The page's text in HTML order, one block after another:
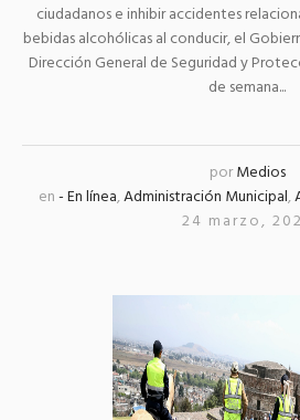
ciudadanos e inhibir accidentes
bebidas alcohólicas al conducir, el
Dirección General de Seguridad y
de semana...
porMedios
en- En línea,Administración Municipal,
24 marzo,